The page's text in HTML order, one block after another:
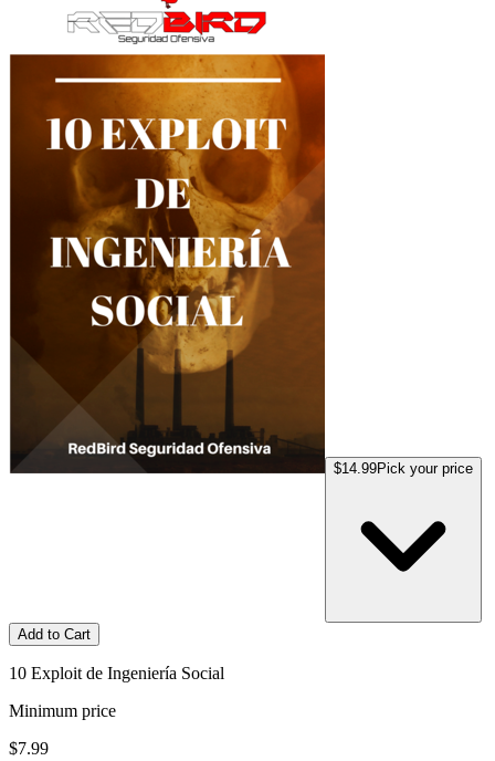
$14.99Pick your price
Add to Cart
10 Exploit de Ingeniería Social
Minimum price
$7.99